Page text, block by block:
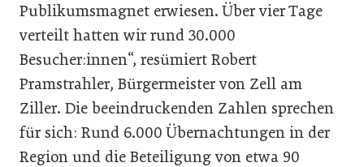
Publikumsmagnet erwiesen. Über vier Tage
verteilt hatten wir rund 30.000
Besucher:innen“, resümiert Robert
Pramstrahler, Bürgermeister von Zell am
Ziller. Die beeindruckenden Zahlen sprechen
für sich: Rund 6.000 Übernachtungen in der
Region und die Beteiligung von etwa 90